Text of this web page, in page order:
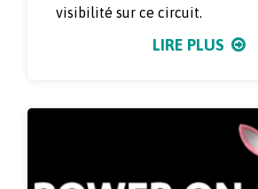
visibilité sur ce circuit.
LIRE PLUS